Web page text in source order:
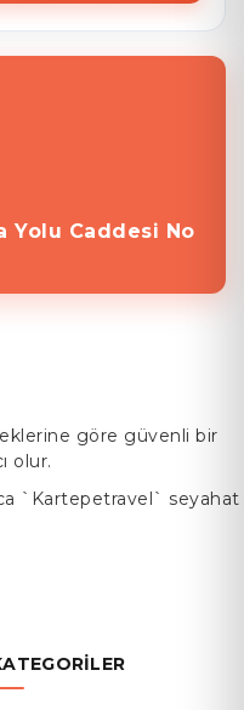
Yolu Caddesi No
göre güvenli bir
olur.
`Kartepetravel` seyahat